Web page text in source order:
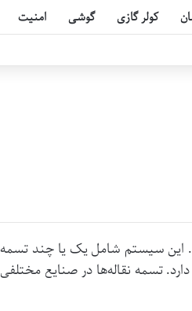
کولر گازی گوشی امنیت
این سیستم شامل یک یا چند تسمه
تسمه نقاله‌ها در صنایع مختلفی